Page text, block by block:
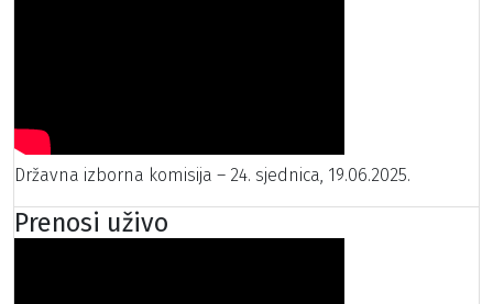
Državna izborna komisija – 24. sjednica, 19.06.2025.
Prenosi uživo